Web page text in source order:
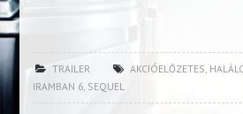
TRAILER AKCIÓELŐZETES
IRAMBAN 6 SEQUEL